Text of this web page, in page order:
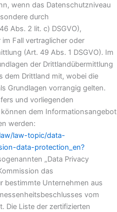
wenn das Datenschutzniveau
durch
Abs. 2 lit. c) DSGVO),
Fall vertraglicher oder
(Art. 49 Abs. 1 DSGVO). Im
der Drittlandübermittlung
dem Drittland mit, wobei die
Grundlagen vorrangig gelten.
und vorliegenden
dem Informationsangebot
werden:
law-topic/data-
data-protection_en?
„Data Privacy
das
bestimmte Unternehmen aus
vom
Die Liste der zertifizierten